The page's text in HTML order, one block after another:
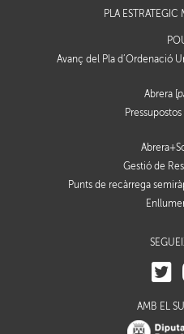
PLA
Avanç del Pla d’Ordenació
Abrera [
Gestió de
Punts de recàrrega
AMB EL